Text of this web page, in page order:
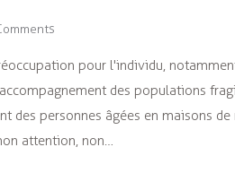
pour l'individu,
des populations
des personnes âgées en maisons
attention, non…